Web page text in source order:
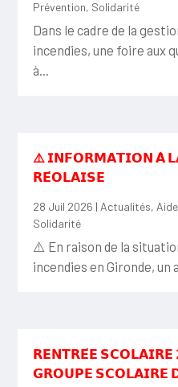
Prévention, Solidarité
Dans le cadre de la
incendies, une foire aux
à...
⚠️ 𝗜𝗡𝗙𝗢𝗥𝗠𝗔𝗧𝗜𝗢𝗡 𝗔̀
𝗥𝗘́𝗢𝗟𝗔𝗜𝗦𝗘
28 Juil 2026 | Actualités,
Solidarité
⚠️ En raison de la
incendies en Gironde,
𝗥𝗘𝗡𝗧𝗥𝗘́𝗘 𝗦𝗖𝗢𝗟𝗔𝗜𝗥𝗘
𝗚𝗥𝗢𝗨𝗣𝗘 𝗦𝗖𝗢𝗟𝗔𝗜𝗥𝗘